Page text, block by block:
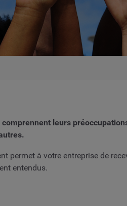
leurs
permet à votre entreprise de
entendus.